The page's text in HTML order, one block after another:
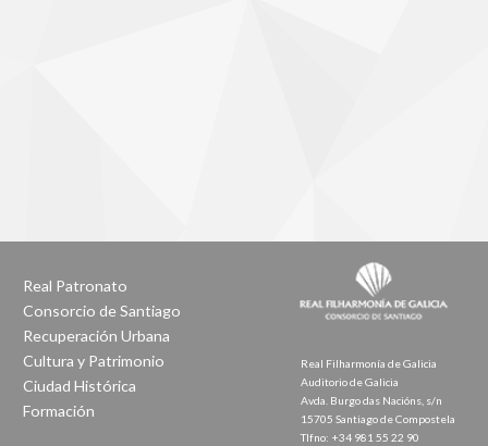
Real Patronato
Consorcio de Santiago
Recuperación Urbana
Cultura y Patrimonio
Ciudad Histórica
Formación
Real Filharmonía de Galicia
Auditorio de Galicia
Avda. Burgo das Nacións, s/n
15705 Santiago de Compostela
Tlfno: +34 981 55 22 90